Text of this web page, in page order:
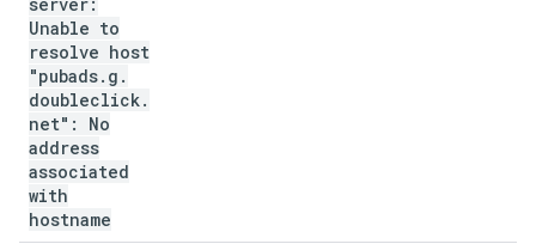
Unable to
resolve host
"pubads. g .
doubleclick.
net": No
address
associated
with
hostname